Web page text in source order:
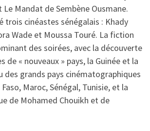
Mandat de Sembène Ousmane.
trois cinéastes sénégalais : Khady
Wade et Moussa Touré. La fiction
des soirées, avec la découverte
de « nouveaux » pays, la Guinée et la
des grands pays cinématographiques
Maroc, Sénégal, Tunisie, et la
de Mohamed Chouikh et de